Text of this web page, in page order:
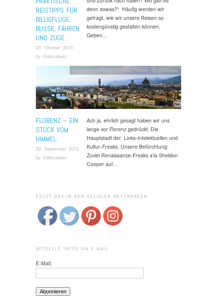
REISTIPPS FÜR
BILLIGFLÜGE,
BUSSE, FÄHREN
UND ZÜGE
23. Oktober 2013
by Eddscabero
denn sowas?“ Häufig werden wir
gefragt, wie wir unsere Reisen so
kostengünstig gestalten können.
Geben…
FLORENZ – EIN
STÜCK VOM
HIMMEL
30. September 2013
by Eddscabero
Allgemein,Günstig & Schön,Italien , Städtereisen
Ach ja, ehrlich gesagt haben wir uns
lange vor Florenz gedrückt. Die
Hauptstadt der Links-Intelektuellen und
Kultur-Freaks. Unsere Befürchtung:
Zuviel Renaissance-Freaks a‘la Sheldon
Cooper auf…
FOLGT UNS IN DEN SOZIALEN NETZWERKEN
AKTUELLE INFOS VIA E-MAIL
E-Mail: